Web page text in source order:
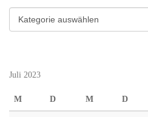
Kategorien
Juli 2023
M D M D